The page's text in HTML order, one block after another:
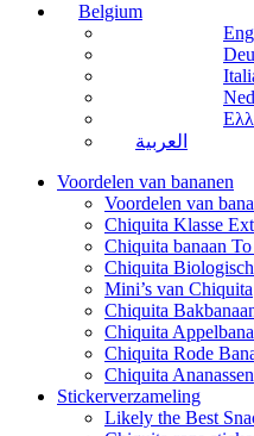
Belgium
العربية
Voordelen van bananen
Voordelen van
Chiquita Klasse
Chiquita banaan
Chiquita
Mini’s van Chiquita
Chiquita
Chiquita
Chiquita Rode
Chiquita Ananassen
Stickerverzameling
Likely the Best